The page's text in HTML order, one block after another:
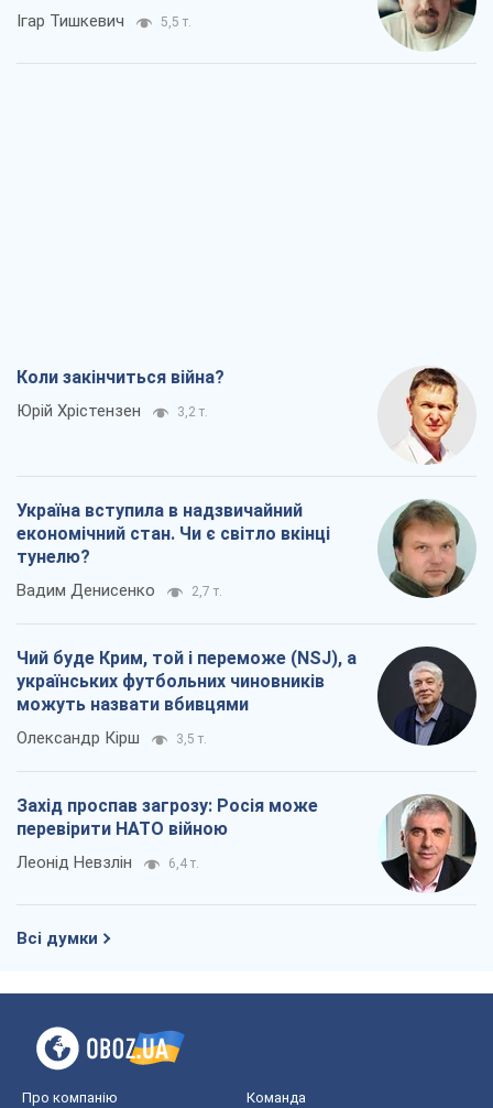
Ігар Тишкевич 5,5 т.
Коли закінчиться війна?
Юрій Хрістензен 3,2 т.
Україна вступила в надзвичайний
економічний стан. Чи є світло вкінці
тунелю?
Вадим Денисенко 2,7 т.
Чий буде Крим, той і переможе (NSJ), а
українських футбольних чиновників
можуть назвати вбивцями
Олександр Кірш 3,5 т.
Захід проспав загрозу: Росія може
перевірити НАТО війною
Леонід Невзлін 6,4 т.
Всі думки
Про компанію Команда